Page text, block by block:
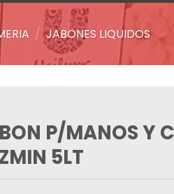
/ JABONES LIQUIDOS
P/MANOS Y
5LT